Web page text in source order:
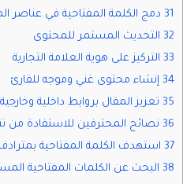
31 دمج الكلمة المفتاحية في عناصر المحتوى
32 التحديث المستمر للمحتوى
33 التركيز على هوية العلامة التجارية
34 إنشاء محتوى غني وموجه للقارئ
35 تعزيز المقال بروابط داخلية وخارجية
36 نصائح المحترفين للاستفادة من نتائج بحث الكلمات المفتاحية
37 استهدف الكلمة المفتاحية بمترادفاتها
38 البحث عن الكلمات المفتاحية المساندة